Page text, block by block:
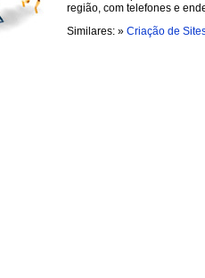
região, com telefones e
Similares: » Criação de